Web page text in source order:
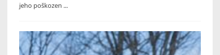
jeho poškozen ...